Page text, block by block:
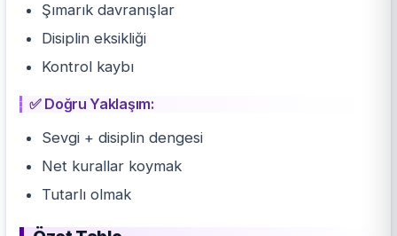
Şımarık davranışlar
Disiplin eksikliği
Kontrol kaybı
✅ Doğru Yaklaşım:
Sevgi + disiplin dengesi
Net kurallar koymak
Tutarlı olmak